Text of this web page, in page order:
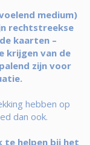
medium)
rechtstreekse
kaarten –
krijgen van de
zijn voor
hebben op
dan ook.
te helpen bij het